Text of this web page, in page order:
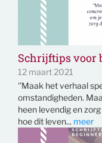
Schrijftips voor
12 maart 2021
''Maak het verhaal
omstandigheden.
heen levendig en
hoe dit leven... meer